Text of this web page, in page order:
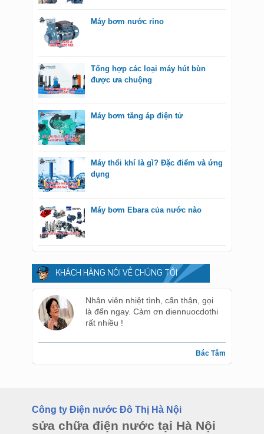
Máy bơm nước rino
Tổng hợp các loại máy hút bùn
được ưa chuộng
Máy bơm tăng áp điện tử
Máy thổi khí là gì? Đặc điểm và ứng
dụng
Máy bơm Ebara của nước nào
KHÁCH HÀNG NÓI VỀ CHÚNG TÔI
Nhân viên nhiệt tình, cẩn thận, gọi
là đến ngay. Cảm ơn diennuocdothi
rất nhiều !
Bác Tâm
Công ty Điện nước Đô Thị Hà Nội
sửa chữa điện nước tại Hà Nội